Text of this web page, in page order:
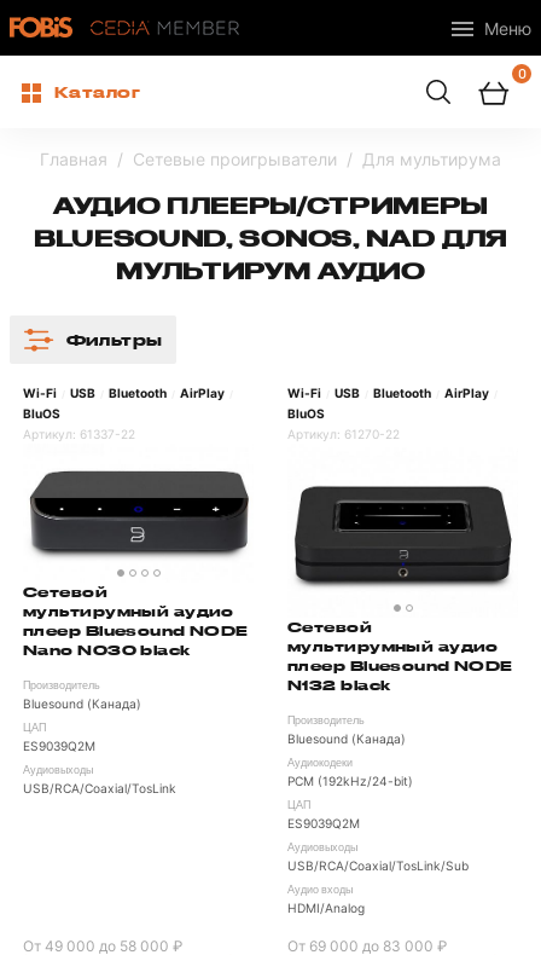
Меню
Каталог
0
Главная Сетевые проигрыватели Для мультирума
АУДИО ПЛЕЕРЫ/СТРИМЕРЫ
BLUESOUND, SONOS, NAD ДЛЯ
МУЛЬТИРУМ АУДИО
Фильтры
Wi-Fi USB Bluetooth AirPlay
BluOS
Артикул: 61337-22
Сетевой
мультирумный аудио
плеер Bluesound NODE
Nano N030 black
Производитель
Bluesound (Канада)
ЦАП
ES9039Q2M
Аудиовыходы
USB/RCA/Coaxial/TosLink
От 49 000 до 58 000 ₽
Wi-Fi USB Bluetooth AirPlay
BluOS
Артикул: 61270-22
Сетевой
мультирумный аудио
плеер Bluesound NODE
N132 black
Производитель
Bluesound (Канада)
Аудиокодеки
PCM (192kHz/24-bit)
ЦАП
ES9039Q2M
Аудиовыходы
USB/RCA/Coaxial/TosLink/Sub
Аудио входы
HDMI/Analog
От 69 000 до 83 000 ₽